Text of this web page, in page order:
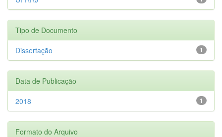
Tipo de Documento
1
Dissertação
Data de Publicação
1
2018
Formato do Arquivo